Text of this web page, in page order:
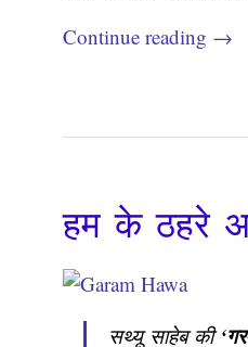
Continue reading →
हम के ठहरे
सथ्यू साहेब की